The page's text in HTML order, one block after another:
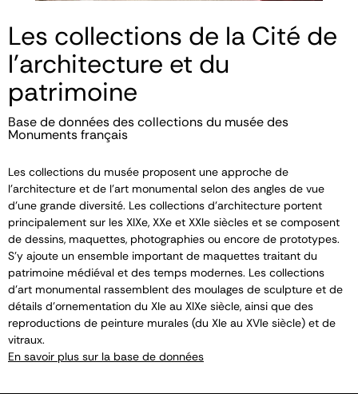
Les collections de la Cité de
l'architecture et du
patrimoine
Base de données des collections du musée des
Monuments français
Les collections du musée proposent une approche de
l’architecture et de l’art monumental selon des angles de vue
d’une grande diversité. Les collections d’architecture portent
principalement sur les XIXe, XXe et XXIe siècles et se composent
de dessins, maquettes, photographies ou encore de prototypes.
S’y ajoute un ensemble important de maquettes traitant du
patrimoine médiéval et des temps modernes. Les collections
d’art monumental rassemblent des moulages de sculpture et de
détails d’ornementation du XIe au XIXe siècle, ainsi que des
reproductions de peinture murales (du XIe au XVIe siècle) et de
vitraux.
En savoir plus sur la base de données